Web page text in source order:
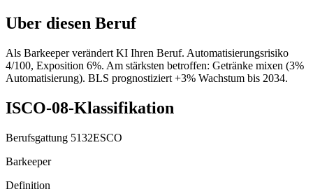
Uber diesen Beruf
Als Barkeeper verändert KI Ihren Beruf. Automatisierungsrisiko
4/100, Exposition 6%. Am stärksten betroffen: Getränke mixen (3%
Automatisierung). BLS prognostiziert +3% Wachstum bis 2034.
ISCO-08-Klassifikation
Berufsgattung 5132ESCO
Barkeeper
Definition